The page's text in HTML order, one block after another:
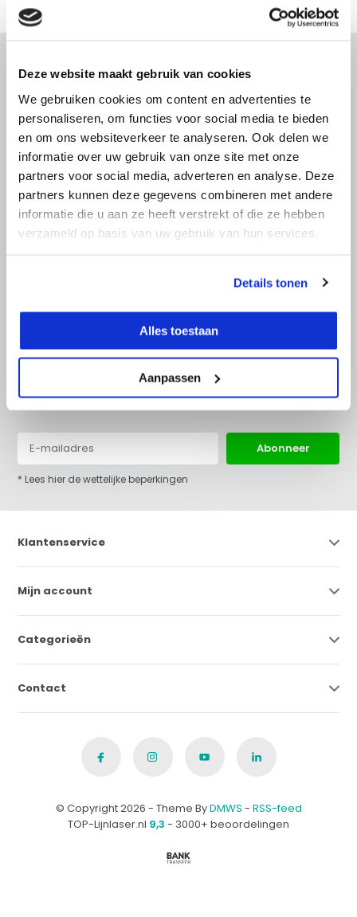
Deze website maakt gebruik van cookies
We gebruiken cookies om content en advertenties te
personaliseren, om functies voor social media te bieden
en om ons websiteverkeer te analyseren. Ook delen we
informatie over uw gebruik van onze site met onze
partners voor social media, adverteren en analyse. Deze
partners kunnen deze gegevens combineren met andere
informatie die u aan ze heeft verstrekt of die ze hebben
verzameld op basis van uw gebruik van hun services.
Details tonen
Alles toestaan
Aanpassen
Advies nodig?
Doe onze online keuzehulp of bel direct
met een specialist!
Doe onze online keuzehulp
Blijf op de hoogte van het laatste nieuws en onze acties:
Abonneer
* Lees hier de wettelijke beperkingen
Klantenservice
Mijn account
Categorieën
Contact
© Copyright 2026 - Theme ByDMWS - RSS-feed
TOP-Lijnlaser.nl 9,3 - 3000+ beoordelingen